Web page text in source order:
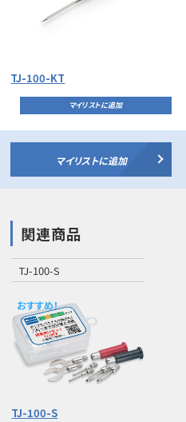
TJ-100-KT
マイリストに追加
マイリストに追加
関連商品
TJ-100-S
おすすめ！
TJ-100-S